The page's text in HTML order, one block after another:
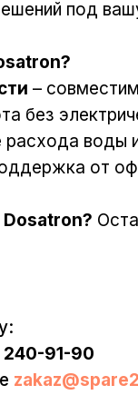
240-91-90
под
–
без
расхода воды
от